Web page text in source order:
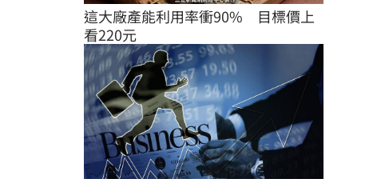
這大廠產能利用率衝90%　目標價上
看220元